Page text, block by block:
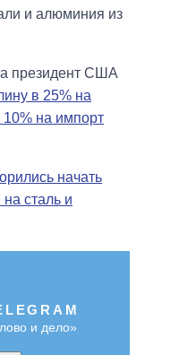
и алюминия из
президент США
в 25% на
10% на импорт
начать
сталь и
и дело»